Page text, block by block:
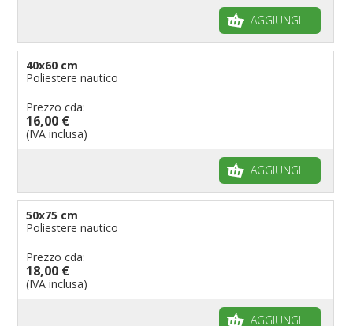
Bandiere Militari e della Marina
pennoni per bandiere
AGGIUNGI
40x60 cm
Poliestere nautico
Prezzo cda:
16,00 €
(IVA inclusa)
AGGIUNGI
50x75 cm
Poliestere nautico
Prezzo cda:
18,00 €
(IVA inclusa)
AGGIUNGI